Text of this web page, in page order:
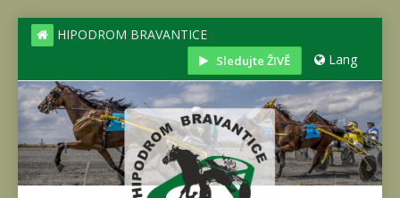
HIPODROM BRAVANTICE
Sledujte ŽIVĚ Lang